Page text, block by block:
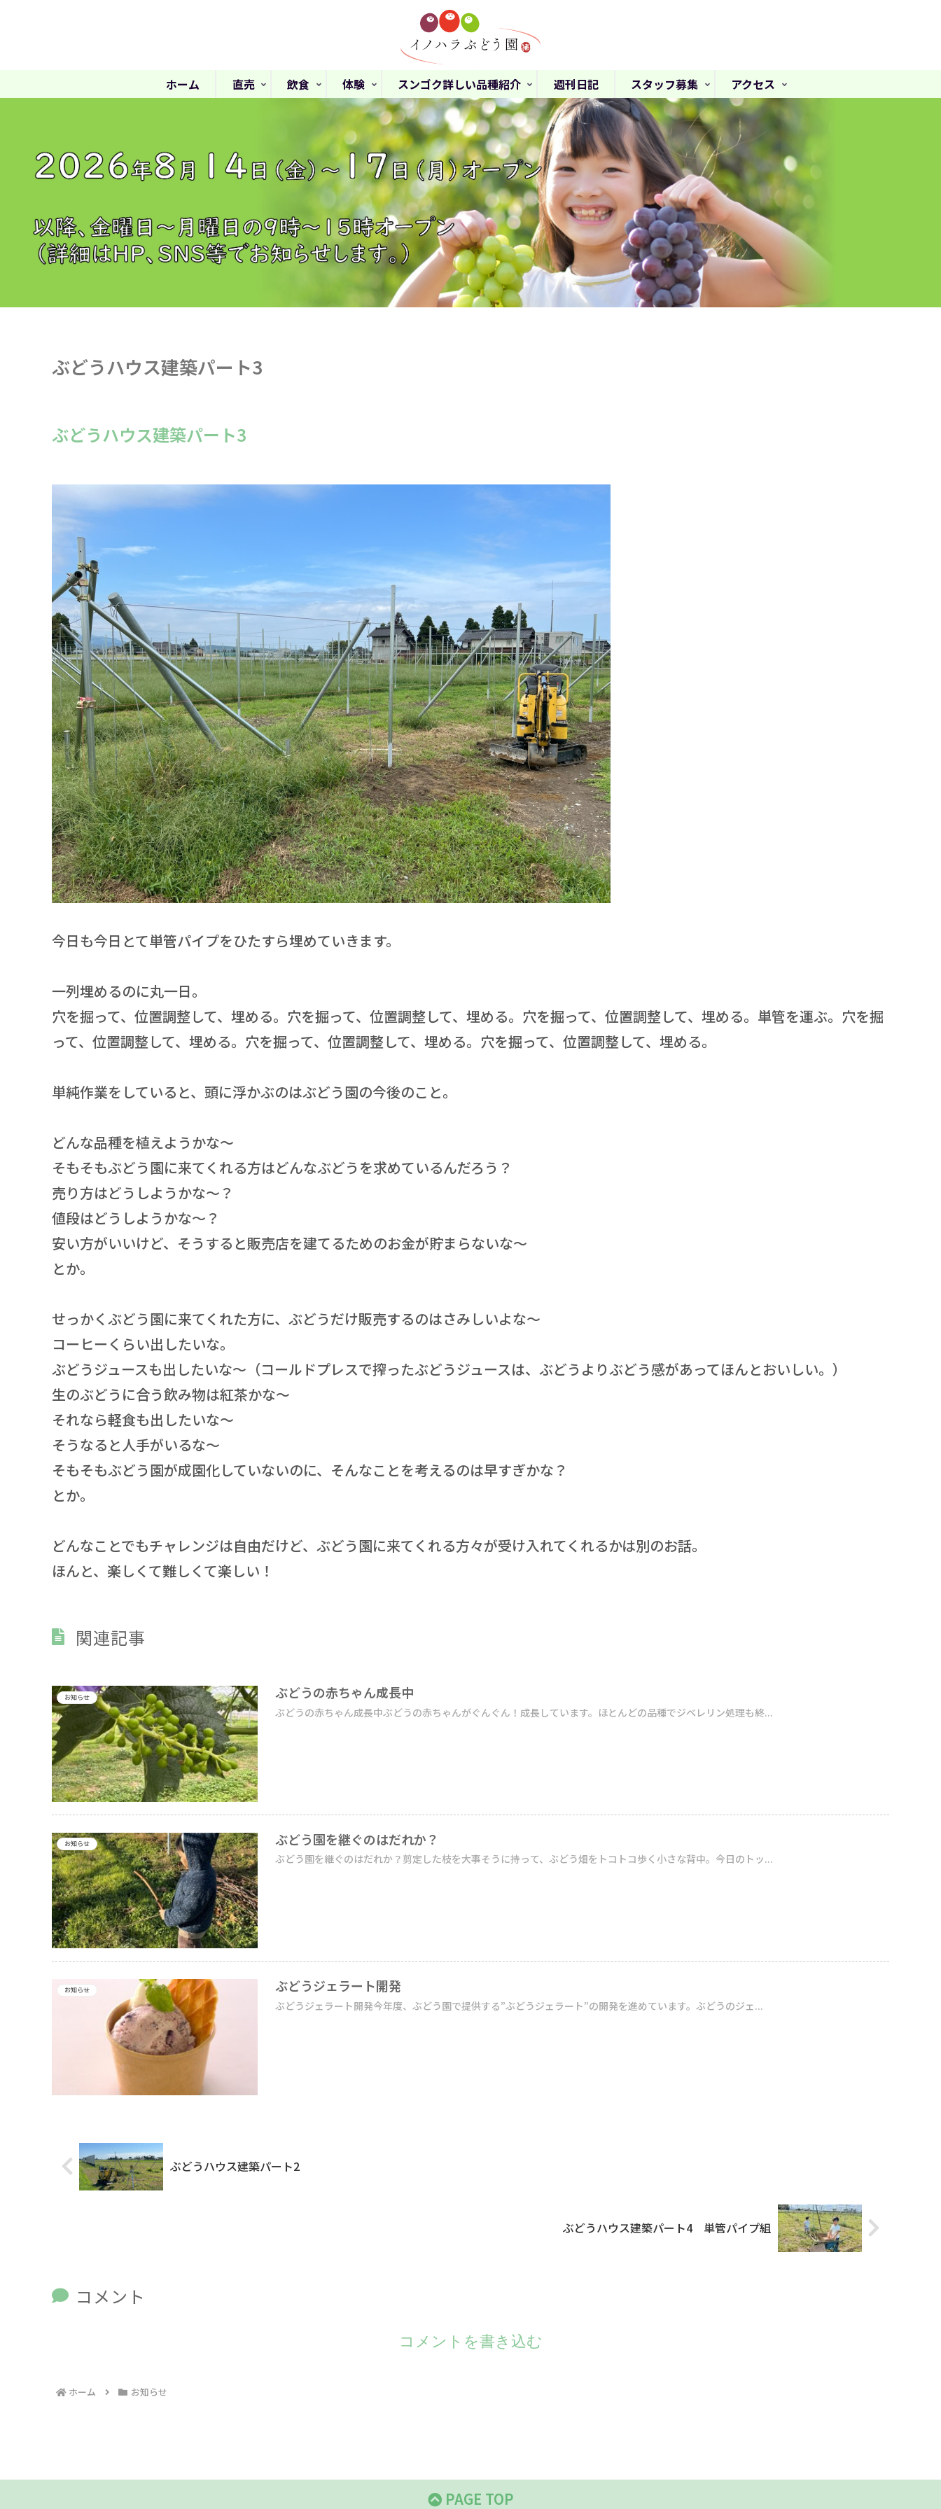
ホーム 直売 飲食 体験 スンゴク詳しい品種紹介 週刊日記 スタッフ募集 アクセス
ぶどうハウス建築パート3
ぶどうハウス建築パート3
今日も今日とて単管パイプをひたすら埋めていきます。
一列埋めるのに丸一日。
穴を掘って、位置調整して、埋める。穴を掘って、位置調整して、埋める。穴を掘って、位置調整して、埋める。単管を運ぶ。穴を掘
って、位置調整して、埋める。穴を掘って、位置調整して、埋める。穴を掘って、位置調整して、埋める。
単純作業をしていると、頭に浮かぶのはぶどう園の今後のこと。
どんな品種を植えようかな～
そもそもぶどう園に来てくれる方はどんなぶどうを求めているんだろう？
売り方はどうしようかな～？
値段はどうしようかな～？
安い方がいいけど、そうすると販売店を建てるためのお金が貯まらないな～
とか。
せっかくぶどう園に来てくれた方に、ぶどうだけ販売するのはさみしいよな～
コーヒーくらい出したいな。
ぶどうジュースも出したいな～（コールドプレスで搾ったぶどうジュースは、ぶどうよりぶどう感があってほんとおいしい。）
生のぶどうに合う飲み物は紅茶かな～
それなら軽食も出したいな～
そうなると人手がいるな～
そもそもぶどう園が成園化していないのに、そんなことを考えるのは早すぎかな？
とか。
どんなことでもチャレンジは自由だけど、ぶどう園に来てくれる方々が受け入れてくれるかは別のお話。
ほんと、楽しくて難しくて楽しい！
関連記事
お知らせ ぶどうの赤ちゃん成長中
ぶどうの赤ちゃん成長中ぶどうの赤ちゃんがぐんぐん！成長しています。ほとんどの品種でジベレリン処理も終...
お知らせ ぶどう園を継ぐのはだれか？
ぶどう園を継ぐのはだれか？剪定した枝を大事そうに持って、ぶどう畑をトコトコ歩く小さな背中。今日のトッ...
お知らせ ぶどうジェラート開発
ぶどうジェラート開発今年度、ぶどう園で提供する”ぶどうジェラート”の開発を進めています。ぶどうのジェ...
ぶどうハウス建築パート2
ぶどうハウス建築パート4 単管パイプ組
コメント
コメントを書き込む
ホーム お知らせ
PAGE TOP